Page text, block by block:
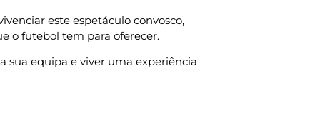
este espetáculo convosco,
o futebol tem para oferecer.
sua equipa e viver uma experiência